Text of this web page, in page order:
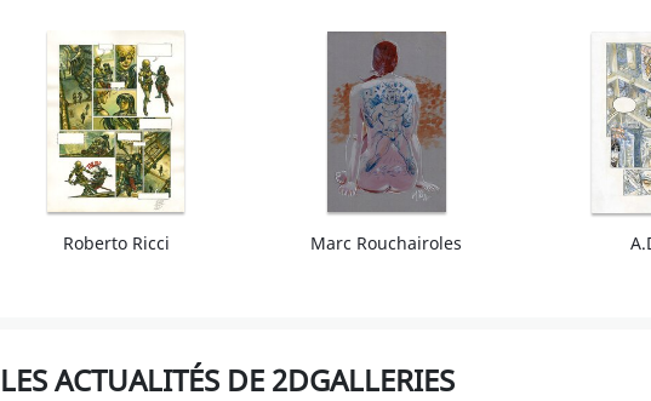
Roberto Ricci Marc Rouchairoles
LES ACTUALITÉS DE 2DGALLERIES